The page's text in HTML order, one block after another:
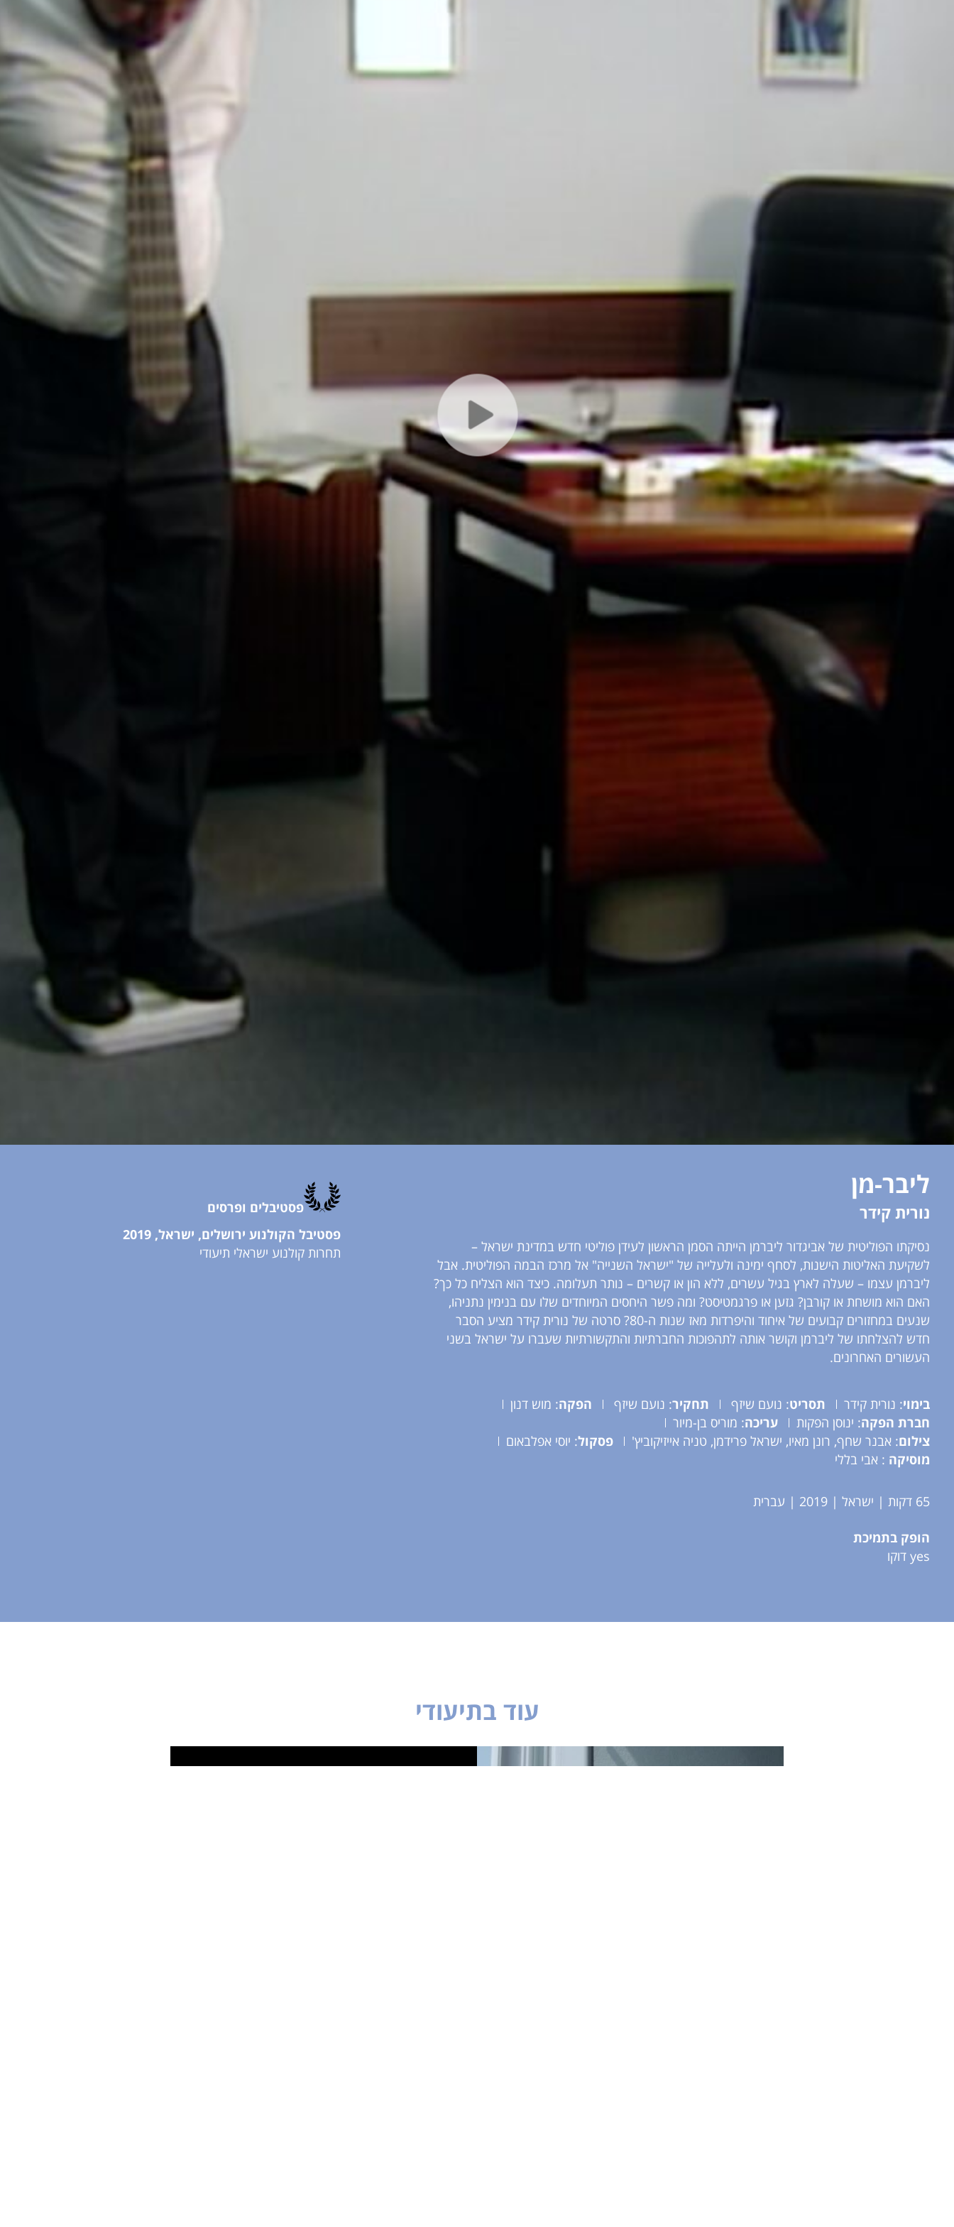
ליבר-מן
נורית קידר
נסיקתו הפוליטית של אביגדור ליברמן הייתה הסמן הראשון לעידן פוליטי חדש במדינת ישראל –
לשקיעת האליטות הישנות, לסחף ימינה ולעלייה של "ישראל השנייה" אל מרכז הבמה הפוליטית. אבל
ליברמן עצמו – שעלה לארץ בגיל עשרים, ללא הון או קשרים – נותר תעלומה. כיצד הוא הצליח כל כך?
האם הוא מושחת או קורבן? גזען או פרגמטיסט? ומה פשר היחסים המיוחדים שלו עם בנימין נתניהו,
שנעים במחזורים קבועים של איחוד והיפרדות מאז שנות ה-80? סרטה של נורית קידר מציע הסבר
חדש להצלחתו של ליברמן וקושר אותה לתהפוכות החברתיות והתקשורתיות שעברו על ישראל בשני
העשורים האחרונים.
בימוי: נורית קידר תסריט: נועם שיזף תחקיר: נועם שיזף הפקה: מוש דנון
חברת הפקה: ינוסן הפקות עריכה: מוריס בן-מיור
צילום: אבנר שחף, רונן מאיו, ישראל פרידמן, טניה אייזיקוביץ' פסקול: יוסי אפלבאום
מוסיקה : אבי בללי
65 דקות | ישראל | 2019 | עברית
פסטיבלים ופרסים
פסטיבל הקולנוע ירושלים, ישראל, 2019
תחרות קולנוע ישראלי תיעודי
הופק בתמיכת
yes דוקו
עוד בתיעודי